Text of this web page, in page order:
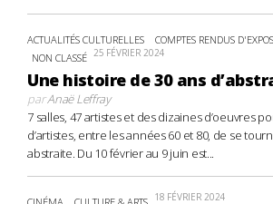
ACTUALITÉS CULTURELLES COMPTES RENDUS D'EXPOS
NON CLASSÉ 25 FÉVRIER 2024
Une histoire de 30 ans
parAnaë Leffray
7 salles, 47 artistes et des dizaines d’oeuvres
d’artistes, entre les années 60 et 80, de se
abstraite. Du 10 février au 9 juin est...
18 FÉVRIER 2024